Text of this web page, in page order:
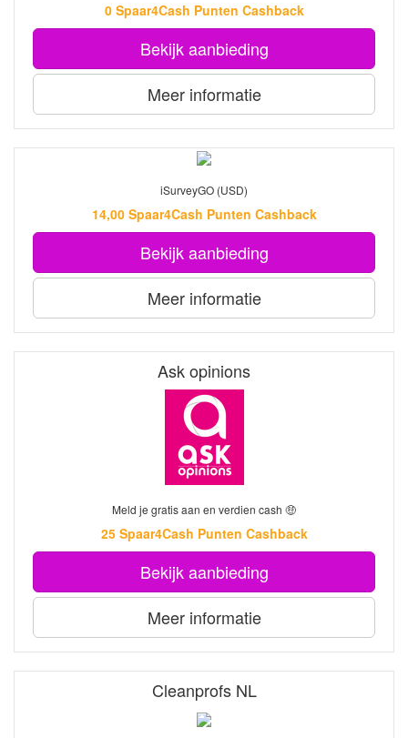
0 Spaar4Cash Punten Cashback
Bekijk aanbieding
Meer informatie
iSurveyGO (USD)
14,00 Spaar4Cash Punten Cashback
Bekijk aanbieding
Meer informatie
Ask opinions
Meld je gratis aan en verdien cash 🤑
25 Spaar4Cash Punten Cashback
Bekijk aanbieding
Meer informatie
Cleanprofs NL